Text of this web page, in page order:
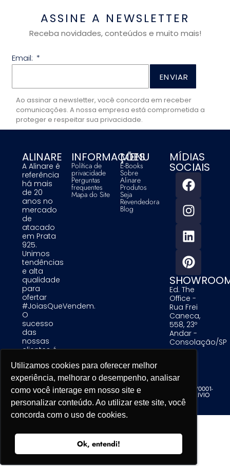
Utilizamos cookies para oferecer melhor
experiência, melhorar o desempenho, analisar
como você interage em nosso site e
personalizar conteúdo. Ao utilizar este site, você
concorda com o uso de cookies.
Ok, entendi!
Utilizamos cookies para oferecer melhor
experiência, melhorar o desempenho, analisar
como você interage em nosso site e
personalizar conteúdo. Ao utilizar este site, você
concorda com o uso de cookies.
Ok, entendi!
Utilizamos cookies para oferecer melhor
experiência, melhorar o desempenho, analisar
como você interage em nosso site e
personalizar conteúdo. Ao utilizar este site, você
concorda com o uso de cookies.
Ok, entendi!
ASSINE A NEWSLETTER
Receba novidades, conteúdos e muito mais!
Email:
ENVIAR
Ao assinar a newsletter, você concorda em receber
comunicações. A nossa empresa está comprometida a
proteger e respeitar sua privacidade.
ALINARE
A Alinare é
referência
há mais
de 20
anos no
mercado
de
atacado
em Prata
925.
Unimos
tendências
e alta
qualidade
para
ofertar
#JoiasQueVendem.
O
sucesso
das
nossas
clientes é
prioridade
para nós.
INFORMAÇÕES
Política de
privacidade
Perguntas
frequentes
Mapa do Site
MENU
E-Books
Sobre
Alinare
Produtos
Seja
Revendedora
Blog
MÍDIAS
SOCIAIS
Ed. The
Office -
Rua Frei
Caneca,
558, 23º
Andar -
Consolação/SP
Alinare Comercio de Acessorios de Moda LTDA - CNPJ 19.679.195/0001-
76 - Copyright. Todos os direitos reservados. Desenvolvido por TRIVIO